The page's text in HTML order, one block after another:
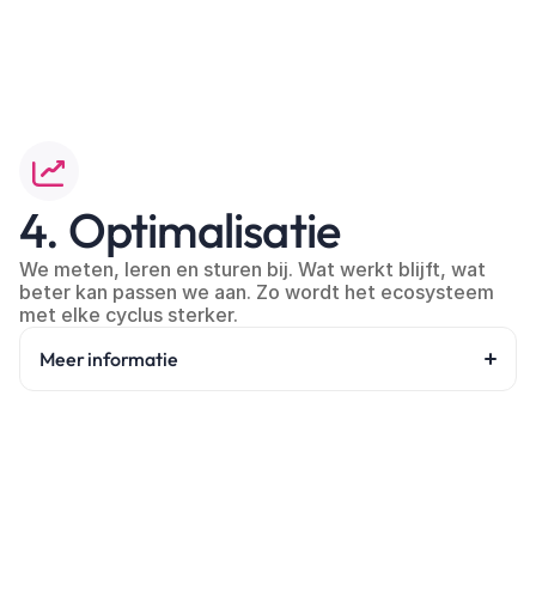
4. Optimalisatie
We meten, leren en sturen bij. Wat werkt blijft, wat
beter kan passen we aan. Zo wordt het ecosysteem
met elke cyclus sterker.
Meer informatie